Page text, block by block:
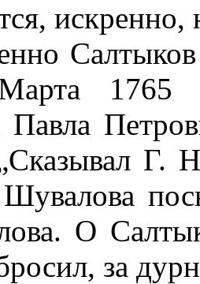
искренно,
1765
Павла
Г.
О
за